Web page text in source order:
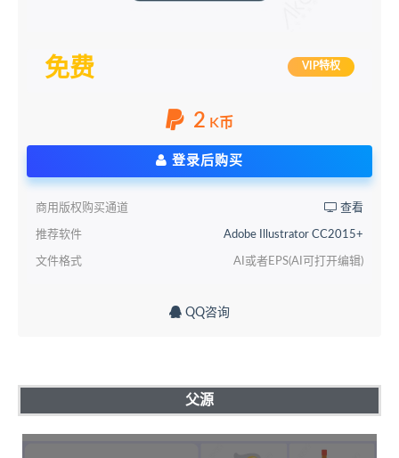
免费 VIP特权
2 K币
登录后购买
商用版权购买通道 查看
推荐软件 Adobe Illustrator CC2015+
文件格式 AI或者EPS(AI可打开编辑)
QQ咨询
父源